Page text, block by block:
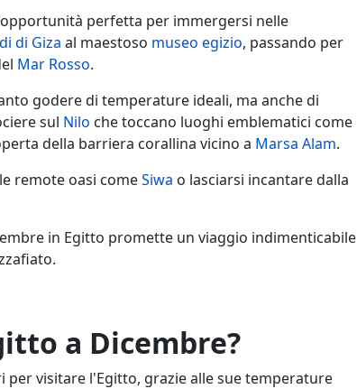
perfetta per immergersi nelle
di Giza al maestoso museo egizio, passando per
Mar Rosso.
godere di temperature ideali, ma anche di
sul Nilo che toccano luoghi emblematici come
della barriera corallina vicino a Marsa Alam.
remote oasi comeSiwa o lasciarsi incantare dalla
in Egitto promette un viaggio indimenticabile
a Dicembre?
visitare l'Egitto, grazie alle sue temperature